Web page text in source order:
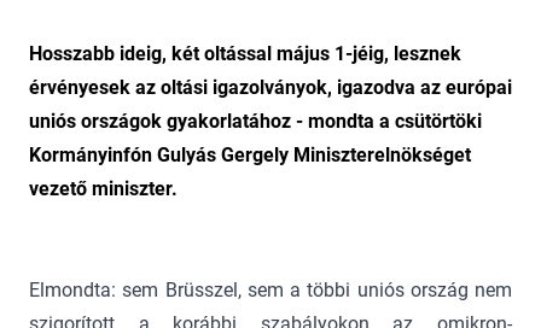
Hosszabb ideig, két oltással május 1-jéig, lesznek
érvényesek az oltási igazolványok, igazodva az európai
uniós országok gyakorlatához - mondta a csütörtöki
Kormányinfón Gulyás Gergely Miniszterelnökséget
vezető miniszter.
Elmondta: sem Brüsszel, sem a többi uniós ország nem